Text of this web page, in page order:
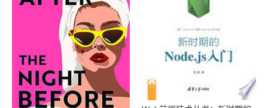
万册）（横沟正史）（壹页科技